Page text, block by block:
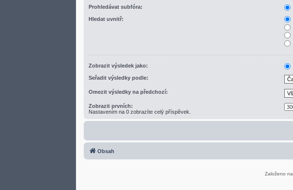
Prohledávat subfóra:
Hledat uvnitř:
Zobrazit výsledek jako:
Seřadit výsledky podle:
Omezit výsledky na předchozí:
Zobrazit prvních:
Nastavením na 0 zobrazíte celý příspěvek.
Obsah
Založeno na